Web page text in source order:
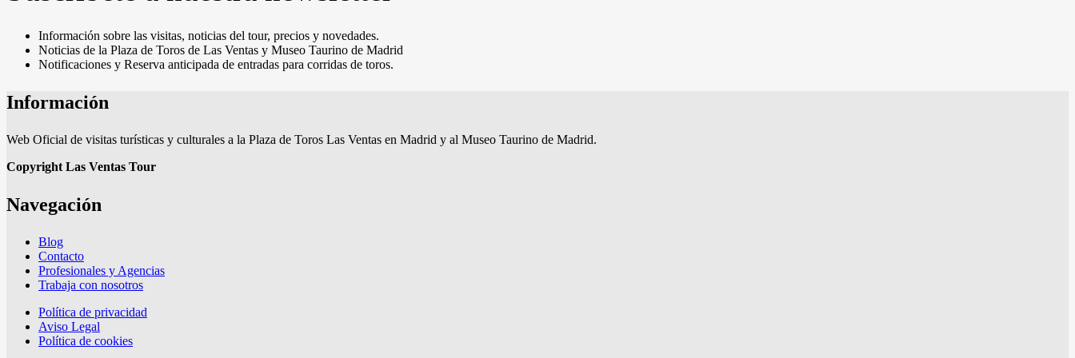
Información sobre las visitas, noticias del tour, precios y novedades.
Noticias de la Plaza de Toros de Las Ventas y Museo Taurino de Madrid
Notificaciones y Reserva anticipada de entradas para corridas de toros.
Información
Web Oficial de visitas turísticas y culturales a la Plaza de Toros Las Ventas en Madrid y al Museo Taurino de Madrid.
Copyright Las Ventas Tour
Navegación
Blog
Contacto
Profesionales y Agencias
Trabaja con nosotros
Política de privacidad
Aviso Legal
Política de cookies